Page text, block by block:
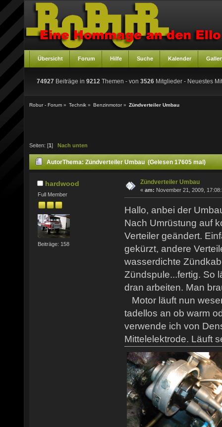
Übersicht Forum Hilfe Suche Kalender
74927 Beiträge in 9212 Themen - von 3526 Mitglieder - Neuestes
Robur - Forum » Technik » Benzinmotor» Zündverteiler Umbau
Seiten: [1 ] Nach unten
AutorThema: Zündverteiler Umbau (Gelesen 17605 mal)
hardwood
Full Member
Beiträge: 158
Zündverteiler Umbau
« am: November 21, 2009,
Hallo, anbei der
Nach Umrüstung auf
Verteiler geändert.
gekürzt, andere
wasserdichte
Zündspule...fertig. So
dran arbeiten. Man
Motor läuft nun
tadellos an ob warm
verwende ich von
Mittelelektrode. Läuft